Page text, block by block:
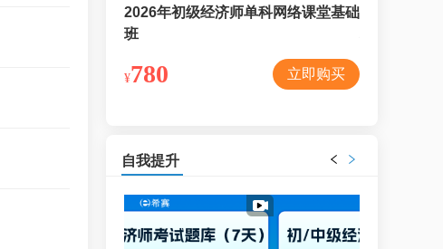
2026年初级经济师单科网络课堂基础
班
¥780 立即购买
自我提升